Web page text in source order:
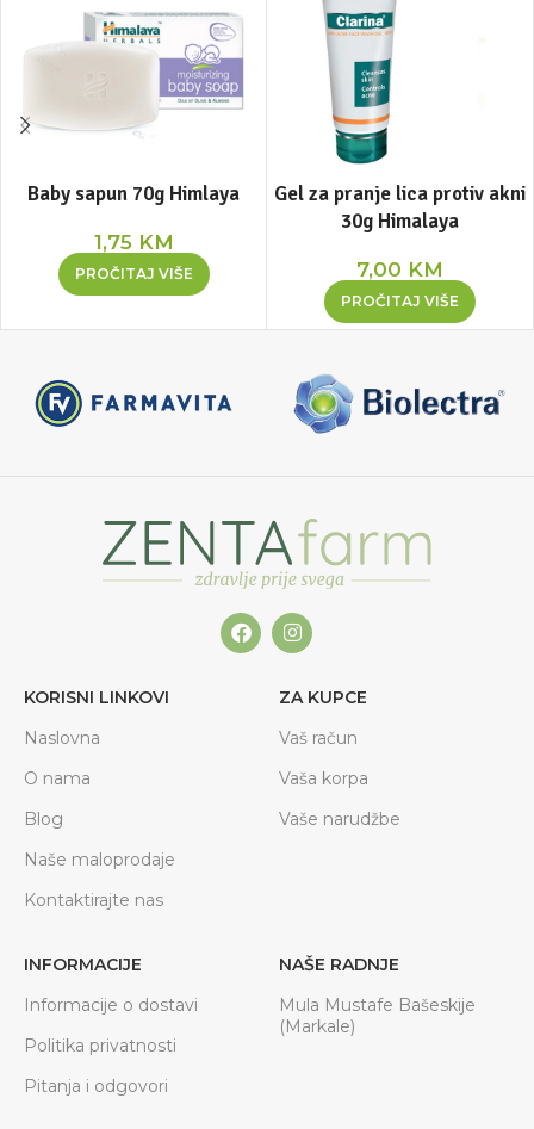
Baby sapun 70g Himlaya
1,75 KM
PROČITAJ VIŠE
Gel za pranje lica protiv akni
30g Himalaya
7,00 KM
PROČITAJ VIŠE
KORISNI LINKOVI
Naslovna
O nama
Blog
Naše maloprodaje
Kontaktirajte nas
ZA KUPCE
Vaš račun
Vaša korpa
Vaše narudžbe
INFORMACIJE
Informacije o dostavi
Politika privatnosti
Pitanja i odgovori
NAŠE RADNJE
Mula Mustafe Bašeskije
(Markale)